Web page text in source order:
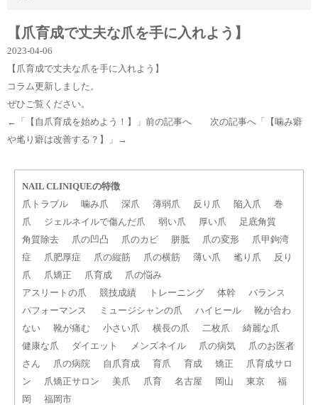
【爪育成で丈夫な爪を手に入れよう】
2023-04-06
【爪育成で丈夫な爪を手に入れよう】
コラム更新しました。
ぜひご覧ください。
←「 【自爪育成を始めよう！】 」前の記事へ 次の記事へ「 【噛み癖
や毟り癖は改善する？】
」→
NAIL CLINIQUEの特徴
爪トラブル
噛み爪 深爪 薄弱爪 反り爪 陥入爪
巻
爪
ジェルネイルで傷んだ爪 弱い爪 厚い爪
足底角質
角質除去
爪の凹凸 爪のカビ 胼胝 爪の変形
爪甲鉤湾
症
爪肥厚症 爪の縦筋 爪の横筋 薄い爪 毟り爪
反り
爪
爪矯正 爪育成
爪の悩み
アスリートの爪
競技成績 トレーニング 体幹
バランス
パフォーマンス
ミュージシャンの爪 ハイヒール
靴が合わ
ない
靴が痛む 小さい爪 横長の爪 二枚爪
綺麗な爪
健康な爪
ダイエット メンズネイル 爪の病気
爪のお医者
さん
爪の病院 自爪育成 育爪 育成 矯正
爪育成サロ
ン
爪矯正サロン 美爪 爪育 名古屋 岡山 東京
福
岡
福岡市